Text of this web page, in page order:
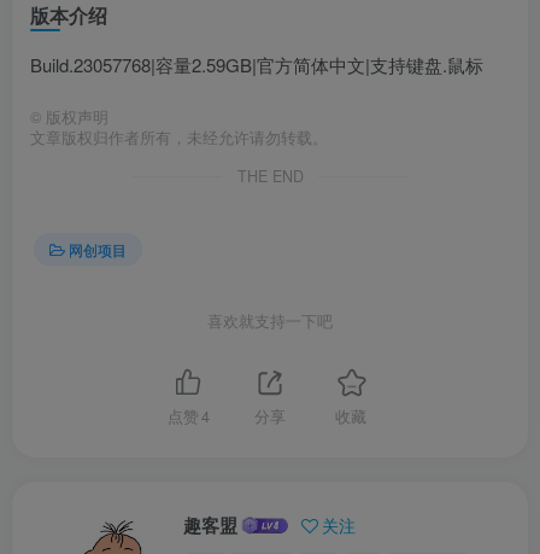
版本介绍
Build.23057768|容量2.59GB|官方简体中文|支持键盘.鼠标
© 版权声明
文章版权归作者所有，未经允许请勿转载。
THE END
网创项目
喜欢就支持一下吧
点赞 4 分享 收藏
趣客盟 关注